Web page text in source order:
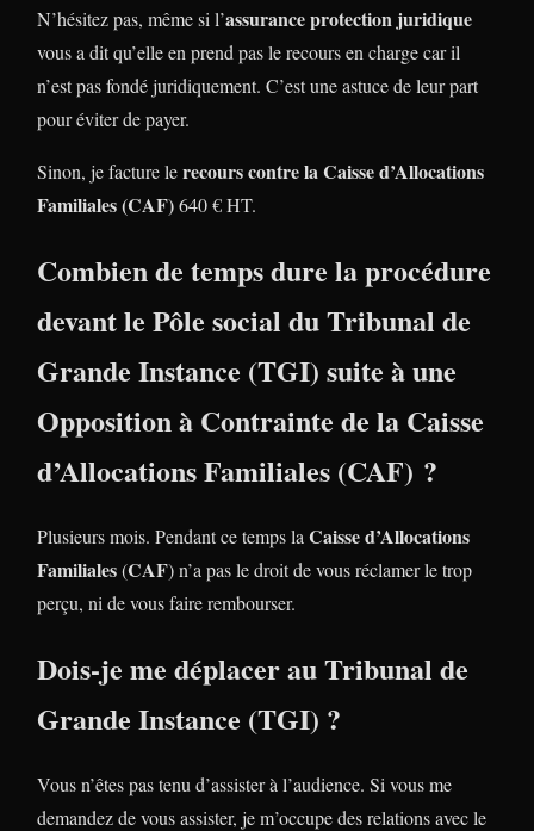
N’hésitez pas, même si l’assurance protection juridique
vous a dit qu’elle en prend pas le recours en charge car il
n’est pas fondé juridiquement. C’est une astuce de leur part
pour éviter de payer.
Sinon, je facture lerecours contre la Caisse d’Allocations
Familiales (CAF)640 € HT.
Combien de temps dure la procédure
devant le Pôle social duTribunal de
Grande Instance (TGI) suite à une
Opposition à Contrainte de la Caisse
d’Allocations Familiales (CAF) ?
Plusieurs mois. Pendant ce temps la Caisse d’Allocations
Familiales(CAF) n’a pas le droit de vous réclamer le trop
perçu, ni de vous faire rembourser.
Dois-je me déplacer auTribunal de
Grande Instance (TGI) ?
Vous n’êtes pas tenu d’assister à l’audience. Si vous me
demandez de vous assister, je m’occupe des relations avec le